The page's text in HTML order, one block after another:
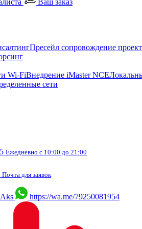
Пресейл сопровождение
Wi-FiВнедрение iMaster NCE
сети
Ежедневно с 10:00 до 21:00
Почта для заявок
https://wa.me/79250081954